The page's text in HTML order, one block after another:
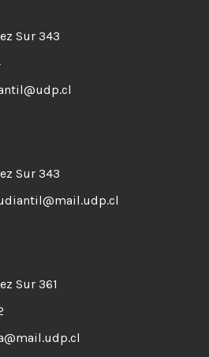
Sur 343
Sur 343
Sur 361